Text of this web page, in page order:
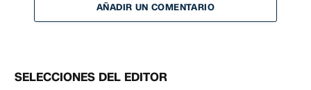
AÑADIR UN COMENTARIO
SELECCIONES DEL EDITOR